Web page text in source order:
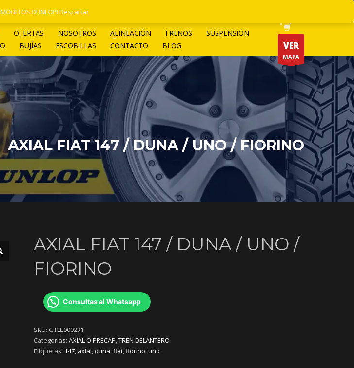
OFERTAS NOSOTROS ALINEACIÓN FRENOS
SUSPENSIÓN
BUJÍAS ESCOBILLAS CONTACTO BLOG VER
MAPA
AXIAL FIAT 147 / DUNA / UNO / FIORINO
AXIAL FIAT 147 / DUNA / UNO /
FIORINO
Consultas al Whatsapp
SKU: GTLE000231
Categorías: AXIAL O PRECAP,TREN DELANTERO
Etiquetas: 147, axial,duna,fiat,fiorino,uno
MODELOS DUNLOP! Descartar